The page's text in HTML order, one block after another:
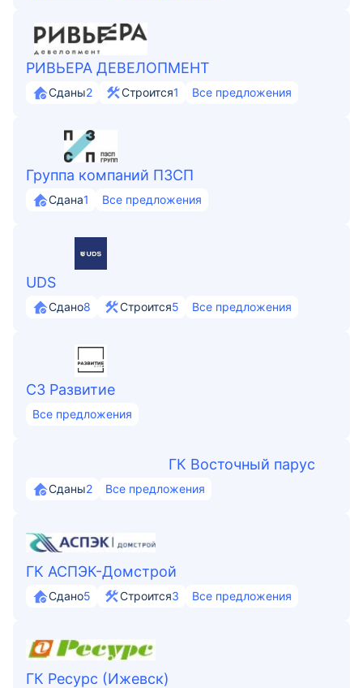
РИВЬЕРА ДЕВЕЛОПМЕНТ
Сданы2 Строится1 Все предложения
Группа компаний ПЗСП
Сдана1 Все предложения
UDS
Сдано8 Строится5 Все предложения
СЗ Развитие
Все предложения
ГК Восточный парус
Сданы2 Все предложения
ГК АСПЭК-Домстрой
Сдано5 Строится3 Все предложения
ГК Ресурс (Ижевск)